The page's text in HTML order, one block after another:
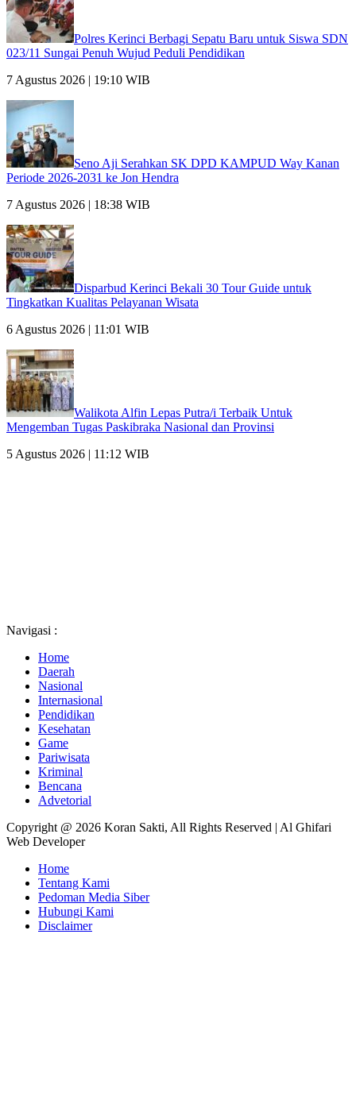
Polres Kerinci Berbagi Sepatu Baru untuk Siswa SDN
023/11 Sungai Penuh Wujud Peduli Pendidikan
7 Agustus 2026 | 19:10 WIB
Seno Aji Serahkan SK DPD KAMPUD Way Kanan
Periode 2026-2031 ke Jon Hendra
7 Agustus 2026 | 18:38 WIB
Disparbud Kerinci Bekali 30 Tour Guide untuk
Tingkatkan Kualitas Pelayanan Wisata
6 Agustus 2026 | 11:01 WIB
Walikota Alfin Lepas Putra/i Terbaik Untuk
Mengemban Tugas Paskibraka Nasional dan Provinsi
5 Agustus 2026 | 11:12 WIB
Navigasi :
Home
Daerah
Nasional
Internasional
Pendidikan
Kesehatan
Game
Pariwisata
Kriminal
Bencana
Advetorial
Copyright @ 2026 Koran Sakti, All Rights Reserved | Al Ghifari
Web Developer
Home
Tentang Kami
Pedoman Media Siber
Hubungi Kami
Disclaimer